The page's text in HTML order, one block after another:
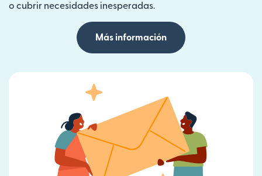
o cubrir necesidades inesperadas.
Más información